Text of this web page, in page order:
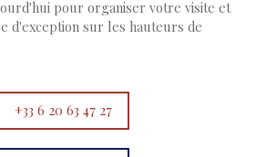
pour organiser votre visite et
d'exception sur les hauteurs de
+33 6 20 63 47 27